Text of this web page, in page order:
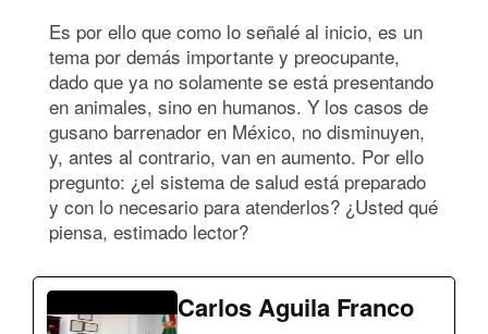
Es por ello que como lo señalé al inicio, es un
tema por demás importante y preocupante,
dado que ya no solamente se está presentando
en animales, sino en humanos. Y los casos de
gusano barrenador en México, no disminuyen,
y, antes al contrario, van en aumento. Por ello
pregunto: ¿el sistema de salud está preparado
y con lo necesario para atenderlos? ¿Usted qué
piensa, estimado lector?
Carlos Aguila Franco